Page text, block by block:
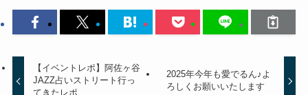
【イベントレポ】阿佐ヶ谷
JAZZ占いストリート行っ
てきたレポ
2025年今年も愛でるん♪よ
ろしくお願いいたします